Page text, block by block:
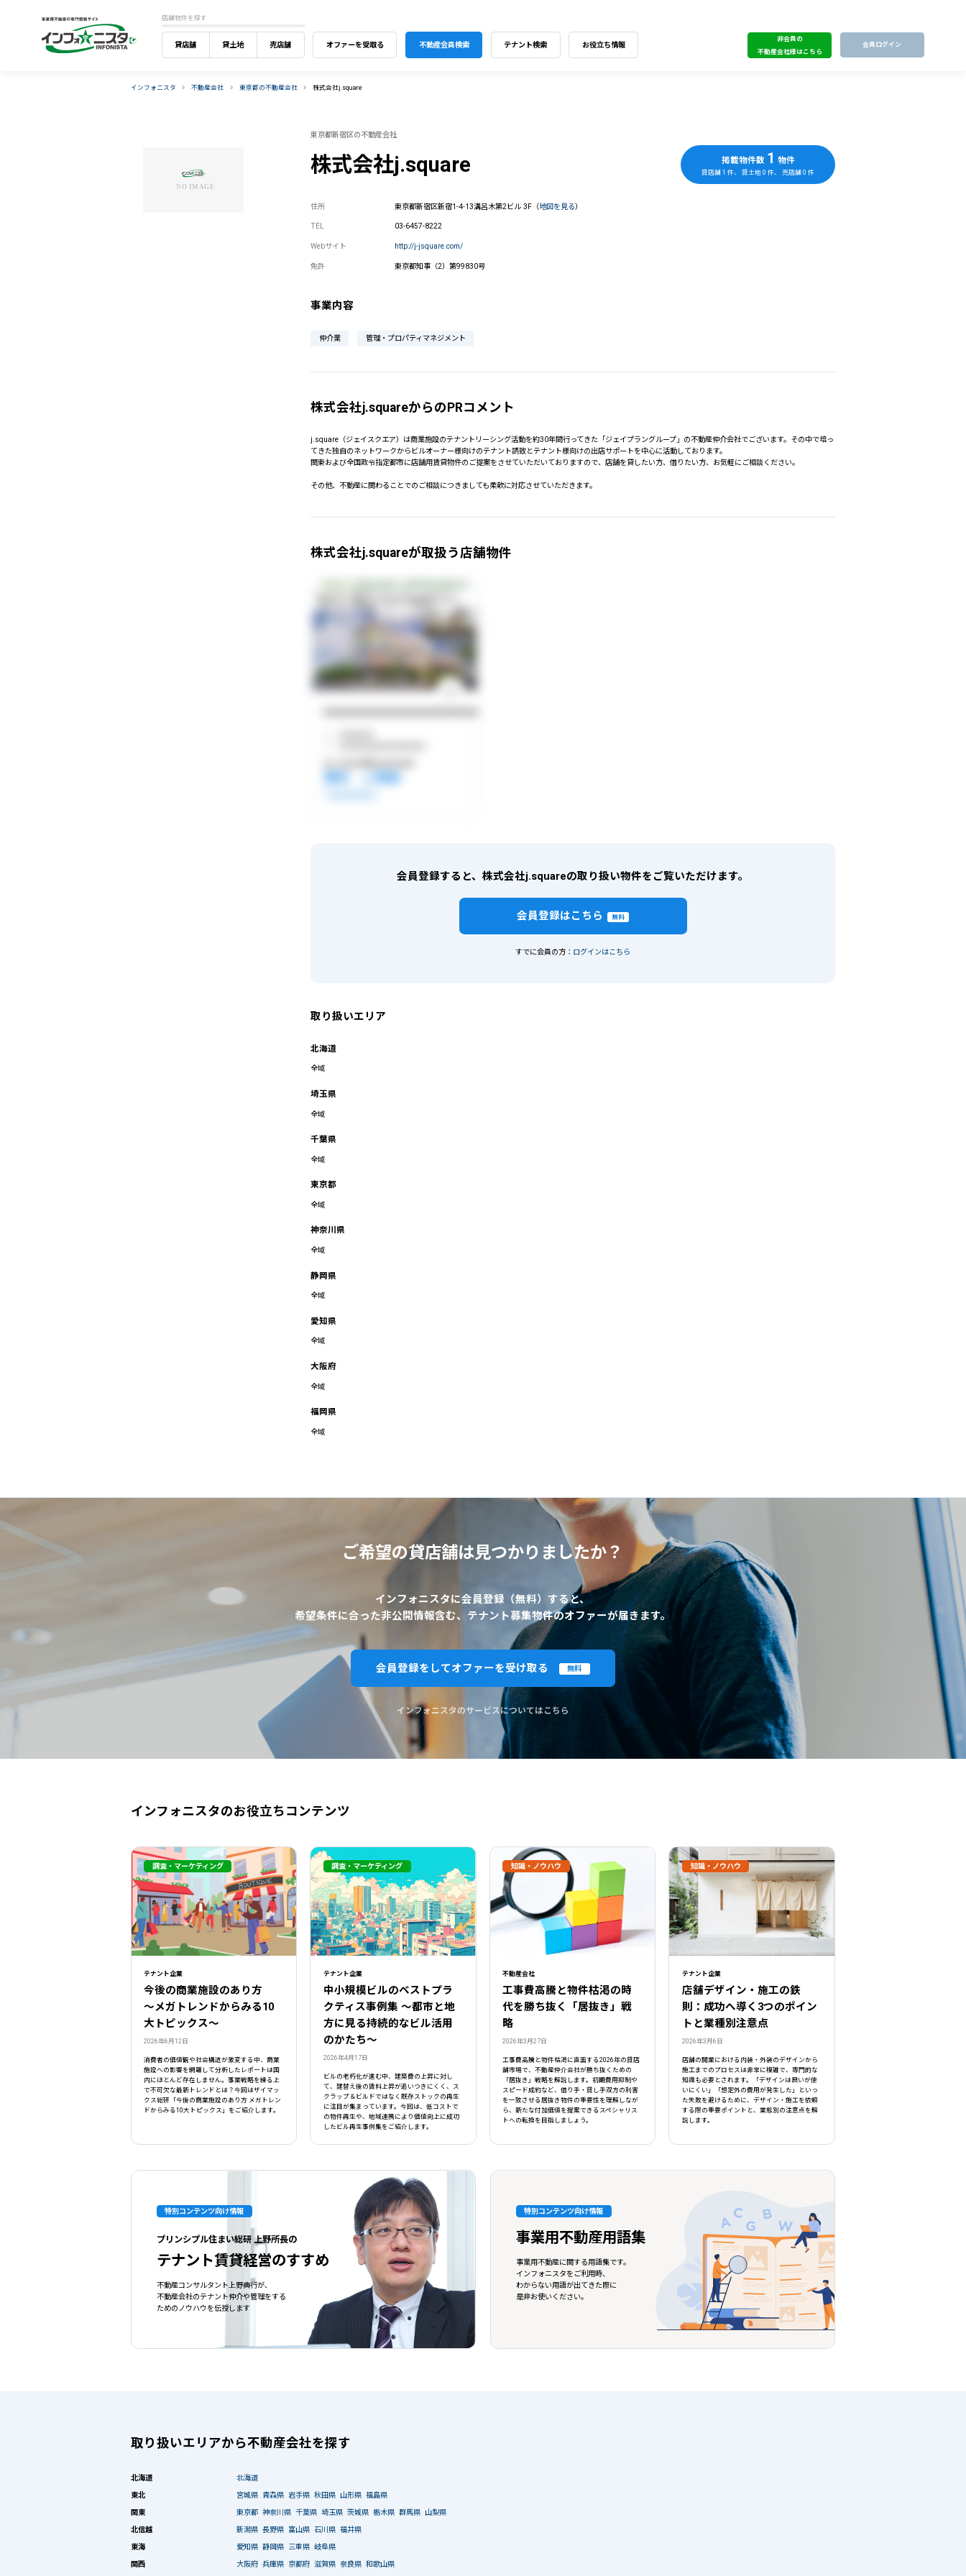
店舗物件を探す
貸店舗 貸土地 売店舗 オファーを受取る 不動産会員検索 テナント検索 お役立ち情報
非会員の
不動産会社様はこちら
会員ログイン
インフォニスタ 不動産会社 東京都の不動産会社 株式会社j.square
東京都新宿区の不動産会社
株式会社j.square 掲載物件数 1 物件
貸店舗1 件、 貸土地0 件、 売店舗0 件
住所 東京都新宿区新宿1-4-13溝呂木第2ビル 3F（地図を見る）
TEL 03-6457-8222
Webサイト http://j-jsquare.com/
免許 東京都知事（2）第99830号
事業内容
仲介業 管理・プロパティマネジメント
株式会社j.squareからのPRコメント
j.square（ジェイスクエア）は商業施設のテナントリーシング活動を約30年間行ってきた「ジェイプラングループ」の不動産仲介会社でございます。その中で培っ
てきた独自のネットワークからビルオーナー様向けのテナント誘致とテナント様向けの出店サポートを中心に活動しております。
関東および全国政令指定都市に店舗用賃貸物件のご提案をさせていただいておりますので、店舗を貸したい方、借りたい方、お気軽にご相談ください。
その他、不動産に関わることでのご相談につきましても柔軟に対応させていただきます。
株式会社j.squareが取扱う店舗物件
会員登録すると、株式会社j.squareの取り扱い物件をご覧いただけます。
会員登録はこちら 無料
すでに会員の方： ログインはこちら
取り扱いエリア
北海道
全域
埼玉県
全域
千葉県
全域
東京都
全域
神奈川県
全域
静岡県
全域
愛知県
全域
大阪府
全域
福岡県
全域
ご希望の貸店舗は見つかりましたか？
インフォニスタに会員登録（無料）すると、
希望条件に合った非公開情報含む、テナント募集物件のオファーが届きます。
会員登録をしてオファーを受け取る 無料
インフォニスタのサービスについてはこちら
インフォニスタのお役立ちコンテンツ
テナント企業
今後の商業施設のあり方
〜メガトレンドからみる10
大トピックス〜
2026年6月12日
消費者の価値観や社会構造が激変する中、商業
施設への影響を網羅して分析したレポートは国
内にほとんど存在しません。事業戦略を練る上
で不可欠な最新トレンドとは？今回はザイマッ
クス総研「今後の商業施設のあり方 メガトレン
ドからみる10大トピックス」をご紹介します。
調査・マーケティング
テナント企業
中小規模ビルのベストプラ
クティス事例集 ～都市と地
方に見る持続的なビル活用
のかたち～
2026年4月17日
ビルの老朽化が進む中、建築費の上昇に対し
て、建替え後の賃料上昇が追いつきにくく、ス
クラップ＆ビルドではなく既存ストックの再生
に注目が集まっています。今回は、低コストで
の物件再生や、地域連携により価値向上に成功
したビル再生事例集をご紹介します。
調査・マーケティング
不動産会社
工事費高騰と物件枯渇の時
代を勝ち抜く「居抜き」戦
略
2026年3月27日
工事費高騰と物件枯渇に直面する2026年の貸店
舗市場で、不動産仲介会社が勝ち抜くための
「居抜き」戦略を解説します。初期費用抑制や
スピード成約など、借り手・貸し手双方の利害
を一致させる居抜き物件の重要性を理解しなが
ら、新たな付加価値を提案できるスペシャリス
トへの転換を目指しましょう。
知識・ノウハウ
テナント企業
店舗デザイン・施工の鉄
則：成功へ導く3つのポイン
トと業種別注意点
2026年3月6日
店舗の開業における内装・外装のデザインから
施工までのプロセスは非常に複雑で、専門的な
知識も必要とされます。「デザインは良いが使
いにくい」「想定外の費用が発生した」といっ
た失敗を避けるために、デザイン・施工を依頼
する際の重要ポイントと、業態別の注意点を解
説します。
知識・ノウハウ
特別コンテンツ向け情報
プリンシプル住まい総研 上野所長の
テナント賃貸経営のすすめ
不動産コンサルタント上野典行が、
不動産会社のテナント仲介や管理をする
ためのノウハウを伝授します
特別コンテンツ向け情報
事業用不動産用語集
事業用不動産に関する用語集です。
インフォニスタをご利用時、
わからない用語が出てきた際に
是非お使いください。
取り扱いエリアから不動産会社を探す
北海道 北海道
東北 宮城県 青森県 岩手県 秋田県 山形県 福島県
関東 東京都 神奈川県 千葉県 埼玉県 茨城県 栃木県 群馬県 山梨県
北信越 新潟県 長野県 富山県 石川県 福井県
東海 愛知県 静岡県 三重県 岐阜県
関西 大阪府 兵庫県 京都府 滋賀県 奈良県 和歌山県